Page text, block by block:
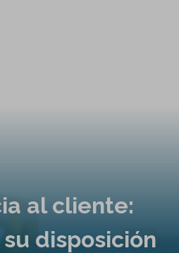
al cliente:
disposición